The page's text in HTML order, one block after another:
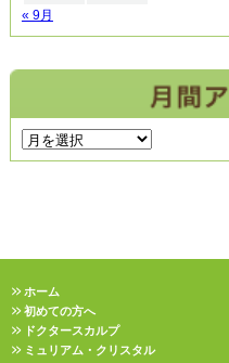
« 9月
ホーム
初めての方へ
ドクタースカルプ
ミュリアム・クリスタル